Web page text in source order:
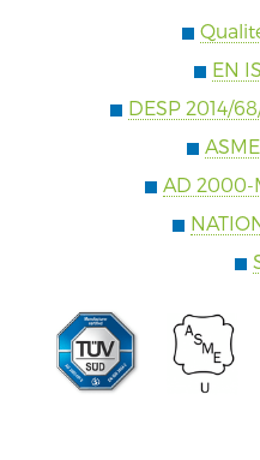
EN
DESP 2014/
AD 2000-